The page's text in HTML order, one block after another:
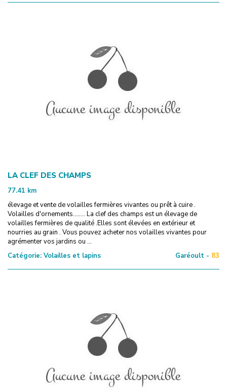
LA CLEF DES CHAMPS
77.41 km
élevage et vente de volailles fermières vivantes ou prêt à cuire .
Volailles d'ornements........ La clef des champs est un élevage de
volailles fermières de qualité .Elles sont élevées en extérieur et
nourries au grain . Vous pouvez acheter nos volailles vivantes pour
agrémenter vos jardins ou ...
Catégorie: Volailles et lapins Garéoult - 83